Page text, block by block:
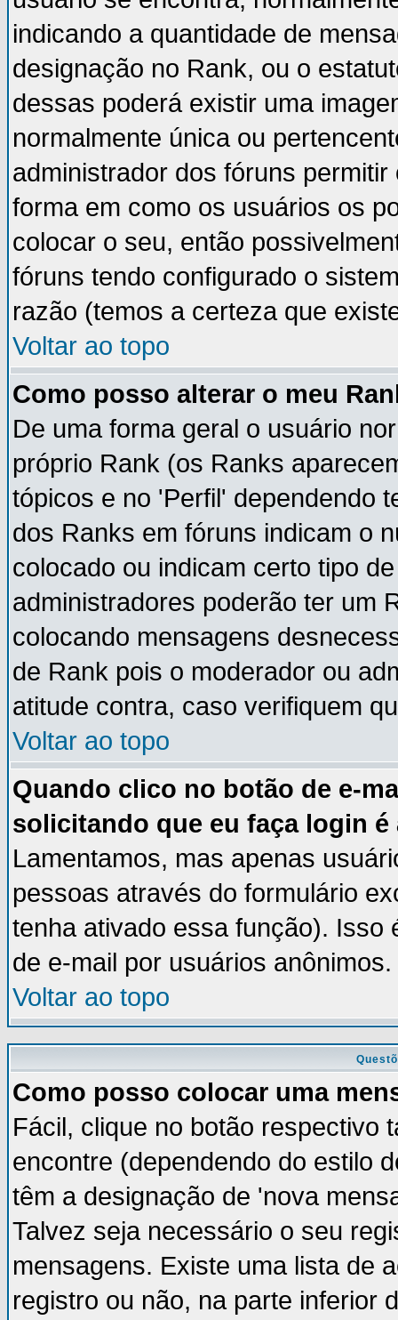
indicando a quantidade de
designação no Rank, ou o
dessas poderá existir uma
normalmente única ou
administrador dos fóruns
forma em como os usuários os
colocar o seu, então
fóruns tendo configurado o
razão (temos a certeza que
Voltar ao topo
Como posso alterar o meu
De uma forma geral o usuário
próprio Rank (os Ranks
tópicos e no 'Perfil' dependendo
dos Ranks em fóruns indicam o
colocado ou indicam certo tipo
administradores poderão ter um
colocando mensagens
de Rank pois o moderador ou
atitude contra, caso verifiquem
Voltar ao topo
Quando clico no botão de e-
solicitando que eu faça login é
Lamentamos, mas apenas
pessoas através do formulário
tenha ativado essa função). Isso
de e-mail por usuários anônimos.
Voltar ao topo
Como posso colocar uma
Fácil, clique no botão respectivo
encontre (dependendo do estilo
têm a designação de 'nova
Talvez seja necessário o seu
mensagens. Existe uma lista de
registro ou não, na parte inferior